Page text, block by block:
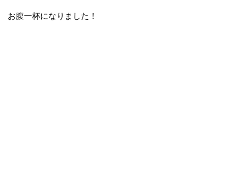
お腹一杯になりました！